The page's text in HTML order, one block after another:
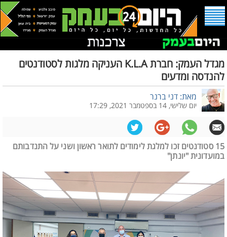
מגדל העמק: חברת K.L.A העניקה מלגות לסטודנטים
להנדסה ומדעים
מאת: דני ברנר
יום שלישי, 14 בספטמבר 2021, 17:29
15 סטודנטים זכו למלגת לימודים לתואר ראשון ושני על התנדבותם
במועדונית "יונתן"